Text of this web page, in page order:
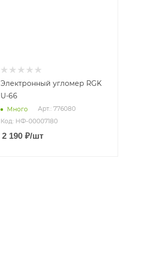
Электронный угломер RGK
U-66
Много
Арт.: 776080
Код: НФ-00007180
2 190 ₽/шт